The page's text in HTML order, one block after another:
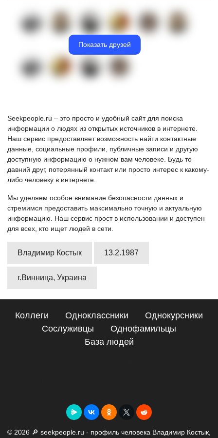
Показать друзей
Seekpeople.ru – это просто и удобный сайт для поиска
информации о людях из открытых источников в интернете.
Наш сервис предоставляет возможность найти контактные
данные, социальные профили, публичные записи и другую
доступную информацию о нужном вам человеке. Будь то
давний друг, потерянный контакт или просто интерес к какому-
либо человеку в интернете.
Мы уделяем особое внимание безопасности данных и
стремимся предоставить максимально точную и актуальную
информацию. Наш сервис прост в использовании и доступен
для всех, кто ищет людей в сети.
Владимир Костык 13.2.1987
г.Винница, Украина
Коллеги Одноклассники
Однокурсники
Сослуживцы
Однофамильцы
База людей
© 2026 🔎 seekpeople.ru - профиль человека Владимир Костык,